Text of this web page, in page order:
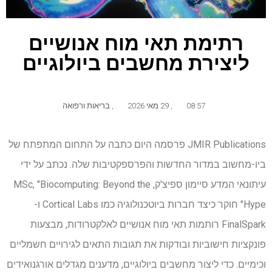
רתימת תאי מוח אנושיים
ליצירת מחשבים ביולוגיים
08:57 29 מאי 2026 בריאות ורפואה
JMIR Publications פרסמה היום כתבה על התחום המתפתח של
ביו-מחשוב במדור החדשות והפרספקטיבות שלה. נכתב על ידי
עיתונאי המדע סיימון ספיצ'ק, MSc, "Biocomputing: Beyond the
Hype" חוקר כיצד חברות ביוטכנולוגיה כמו Cortical Labs ו-
FinalSpark רותמות תאי מוח אנושיים לאלקטרודות, מבצעות
פונקציות חישוביות ובודקות את תגובות התאים לגירויים חשמליים
וכימיים. כדי ליצור מחשבים ביולוגיים, מדענים מגדלים אורגנואידים